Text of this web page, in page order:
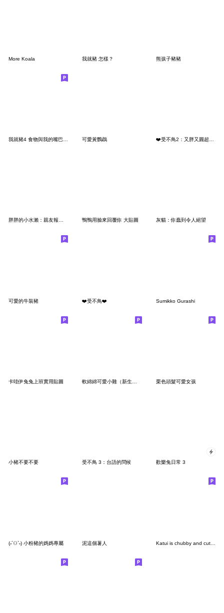
More Koala 我就豬 怎樣？ 熊孩子豬豬
可愛黃鸚鵡
胖胖的小水瀨：親友報備用語 鴨鴨用臉來回覆你 大貼圖 灰貓：你蠢到令人絕望
可愛的牛裝豬 ❤️受不鳥❤️ Sumikko Gurashi
卡哇伊兔兔上班實用貼圖 栗色頭髮可愛女孩
小豬不要不要 受不鳥 3：台語的問候 歡樂兔日常 3
(˶´⚇`˵) 小粉豬的媽媽專屬 泥這個薯人 Katui is chubby and cute. (No Text)